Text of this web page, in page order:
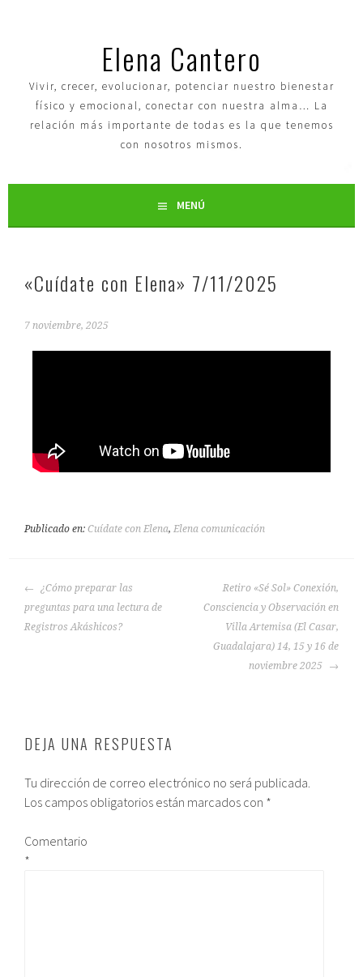
Elena Cantero
Vivir, crecer, evolucionar, potenciar nuestro bienestar
físico y emocional, conectar con nuestra alma… La
relación más importante de todas es la que tenemos
con nosotros mismos.
MENÚ
«Cuídate con Elena» 7/11/2025
7 noviembre, 2025
Publicado en:Cuídate con Elena,Elena comunicación
¿Cómo preparar las
preguntas para una lectura de
Registros Akáshicos?
Retiro «Sé Sol» Conexión,
Consciencia y Observación en
Villa Artemisa (El Casar,
Guadalajara) 14, 15 y 16 de
noviembre 2025
DEJA UNA RESPUESTA
Tu dirección de correo electrónico no será publicada.
Los campos obligatorios están marcados con *
Comentario
*